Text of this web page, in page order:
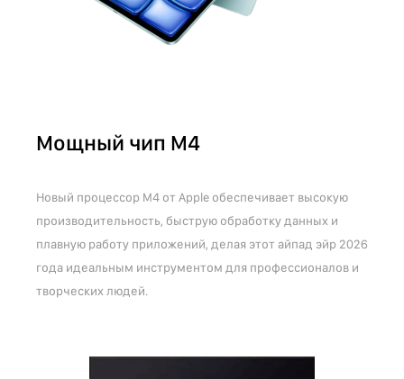
Мощный чип M4
Новый процессор M4 от Apple обеспечивает высокую
производительность, быструю обработку данных и
плавную работу приложений, делая этот айпад эйр 2026
года идеальным инструментом для профессионалов и
творческих людей.